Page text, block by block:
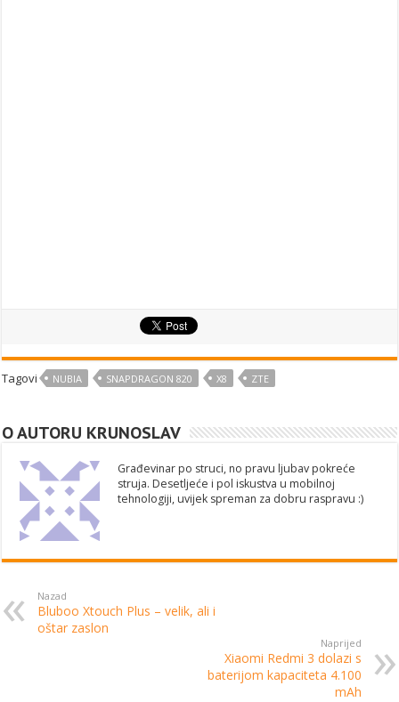
Tagovi NUBIA SNAPDRAGON 820 X8 ZTE
O AUTORU KRUNOSLAV
Građevinar po struci, no pravu ljubav pokreće
struja. Desetljeće i pol iskustva u mobilnoj
tehnologiji, uvijek spreman za dobru raspravu :)
Nazad
Bluboo Xtouch Plus – velik, ali i
oštar zaslon
Naprijed
Xiaomi Redmi 3 dolazi s
baterijom kapaciteta 4.100
mAh